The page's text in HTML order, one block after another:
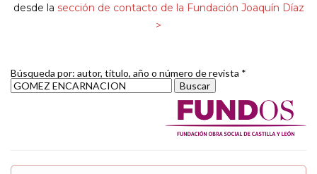
desde la sección de contacto de la Fundación Joaquín Díaz
>
Búsqueda por: autor, título, año o número de revista *